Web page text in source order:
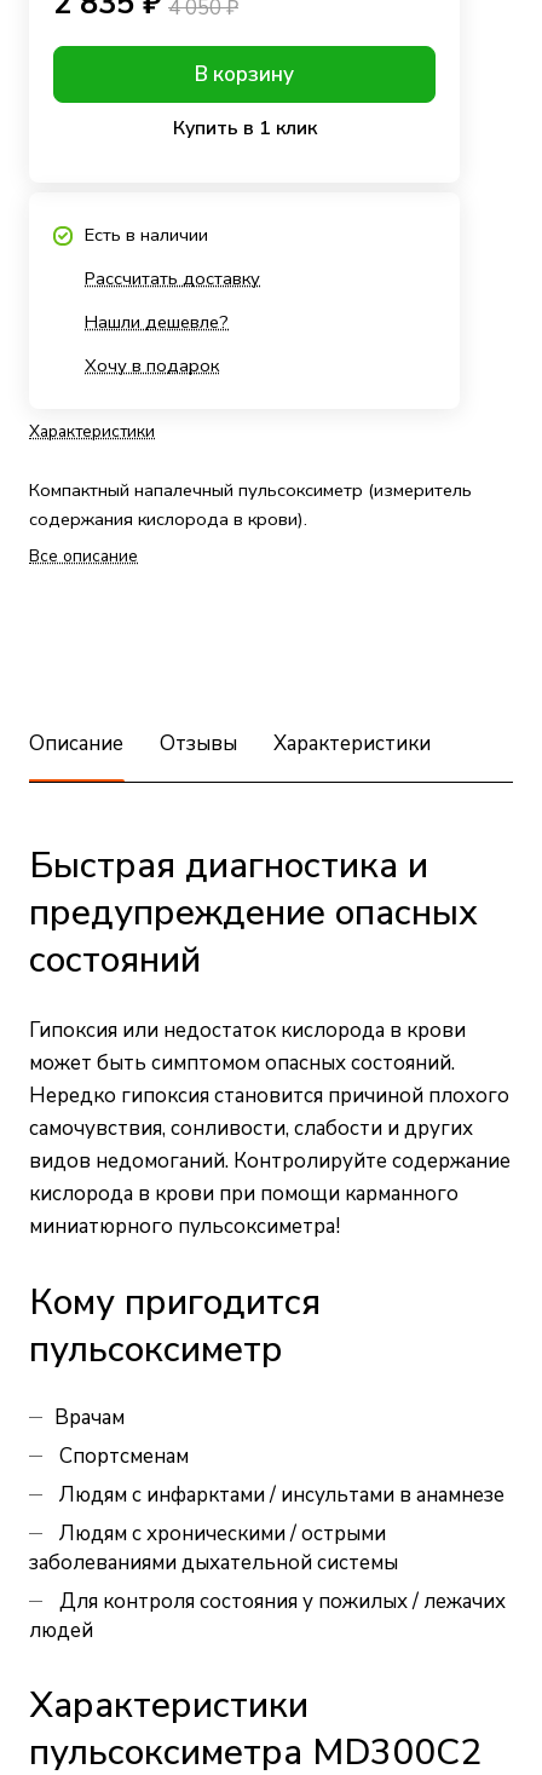
Характеристики
Компактный напалечный пульсоксиметр (измеритель
содержания кислорода в крови).
Все описание
4 050 ₽
В корзину
Купить в 1 клик
Есть в наличии
Рассчитать доставку
Нашли дешевле?
Хочу в подарок
Описание Отзывы Характеристики
Быстрая диагностика и
предупреждение опасных
состояний
Гипоксия или недостаток кислорода в крови
может быть симптомом опасных состояний.
Нередко гипоксия становится причиной плохого
самочувствия, сонливости, слабости и других
видов недомоганий. Контролируйте содержание
кислорода в крови при помощи карманного
миниатюрного пульсоксиметра!
Кому пригодится
пульсоксиметр
Врачам
Спортсменам
Людям с инфарктами / инсультами в анамнезе
Людям с хроническими / острыми
заболеваниями дыхательной системы
Для контроля состояния у пожилых / лежачих
людей
Характеристики
пульсоксиметра MD300C2